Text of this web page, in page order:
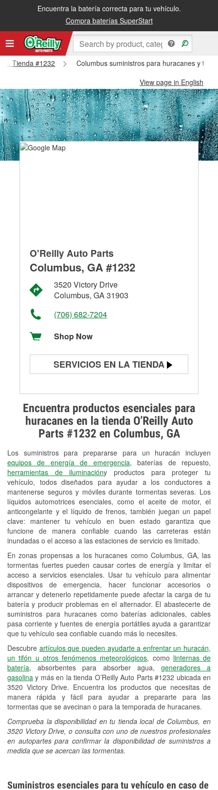
Encuentra la batería correcta para tu vehículo.
Compra baterías SuperStart
Tienda #1232
Columbus suministros para huracanes y
View page in English
Encuentra productos esenciales para
huracanes en la tienda O’Reilly Auto
Parts #1232 en Columbus, GA
Los suministros para prepararse para un huracán incluyen
equipos de energía de emergencia, baterías de repuesto,
herramientas de iluminacióny productos para proteger tu
vehículo, todos diseñados para ayudar a los conductores a
mantenerse seguros y móviles durante tormentas severas. Los
líquidos automotrices esenciales, como el aceite de motor, el
anticongelante y el líquido de frenos, también juegan un papel
clave: mantener tu vehículo en buen estado garantiza que
funcione de manera confiable cuando las carreteras están
inundadas o el acceso a las estaciones de servicio es limitado.
En zonas propensas a los huracanes como Columbus, GA, las
tormentas fuertes pueden causar cortes de energía y limitar el
acceso a servicios esenciales. Usar tu vehículo para alimentar
dispositivos de emergencia, hacer funcionar accesorios o
arrancar y detenerlo repetidamente puede afectar la carga de tu
batería y producir problemas en el alternador. El abastecerte de
suministros para huracanes como baterías adicionales, cables
pasa corriente y fuentes de energía portátiles ayuda a garantizar
que tu vehículo sea confiable cuando más lo necesites.
Descubre artículos que pueden ayudarte a enfrentar un huracán,
un tifón u otros fenómenos meteorológicos, como linternas de
batería, absorbentes para absorber agua, generadores a
gasolina y más en la tienda O’Reilly Auto Parts #1232 ubicada en
3520 Victory Drive. Encuentra los productos que necesitas de
manera rápida y fácil para ayudar a prepararte para las
tormentas que se avecinan o para la temporada de huracanes.
Comprueba la disponibilidad en tu tienda local de Columbus, en
3520 Victory Drive, o consulta con uno de nuestros profesionales
en autopartes para confirmar la disponibilidad de suministros a
medida que se acercan las tormentas.
O'Reilly Auto Parts
Columbus, GA #1232
3520 Victory Drive
Columbus, GA 31903
(706) 682-7204
Shop Now
SERVICIOS EN LA TIENDA
Prueba de alternadores y
arrancadores
Revisión de la luz "Check Engine"
Reciclaje de baterías y aceite
Instalación de bombillas de faros
Instalación de limpiaparabrisas
Programa de Préstamo de
Herramientas
Mezcla de pinturas
Rectificación de tambores y discos de
freno
Hurricane Supplies
Conoce más
Suministros esenciales para tu vehículo en caso de